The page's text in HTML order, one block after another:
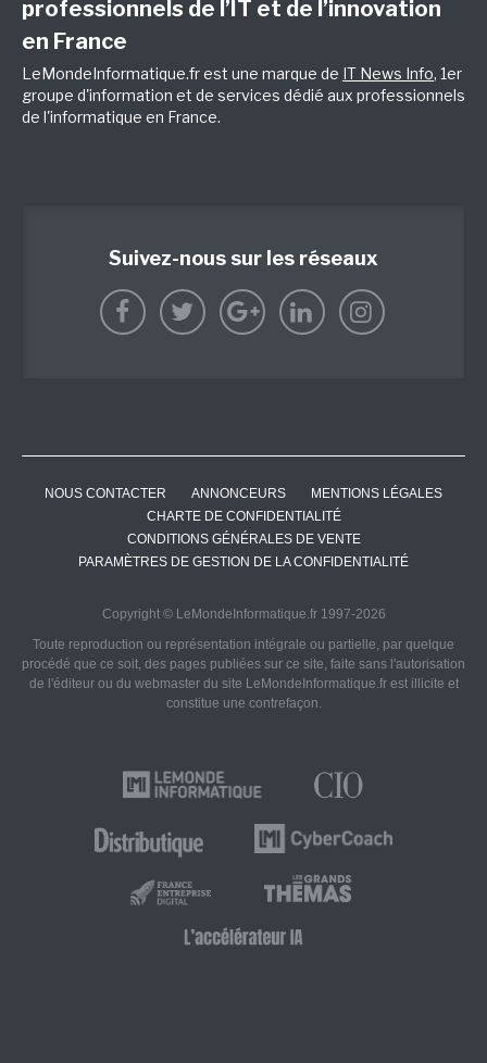
professionnels de l’IT et de l’innovation
en France
LeMondeInformatique.fr est une marque de IT News Info, 1er
groupe d'information et de services dédié aux professionnels
de l'informatique en France.
Suivez-nous sur les réseaux
NOUS CONTACTER ANNONCEURS
MENTIONS LÉGALES
CHARTE DE CONFIDENTIALITÉ
CONDITIONS GÉNÉRALES DE VENTE
PARAMÈTRES DE GESTION DE LA CONFIDENTIALITÉ
Copyright © LeMondeInformatique.fr 1997-2026
Toute reproduction ou représentation intégrale ou partielle, par quelque
procédé que ce soit, des pages publiées sur ce site, faite sans l'autorisation
de l'éditeur ou du webmaster du site LeMondeInformatique.fr est illicite et
constitue une contrefaçon.